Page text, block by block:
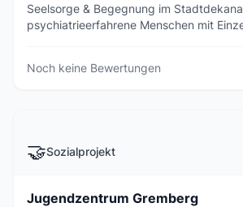
Seelsorge & Begegnung im
psychiatrieerfahrene Menschen mit
Noch keine Bewertungen
🤝Sozialprojekt
Jugendzentrum Gremberg